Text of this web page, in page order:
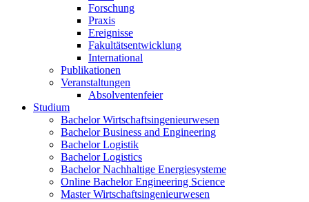
Forschung
Praxis
Ereignisse
Fakultätsentwicklung
International
Publikationen
Veranstaltungen
Absolventenfeier
Studium
Bachelor Wirtschaftsingenieurwesen
Bachelor Business and Engineering
Bachelor Logistik
Bachelor Logistics
Bachelor Nachhaltige Energiesysteme
Online Bachelor Engineering Science
Master Wirtschaftsingenieurwesen